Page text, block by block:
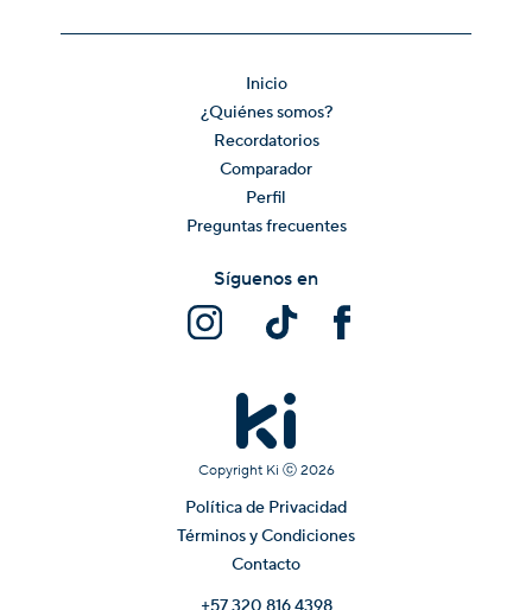
Inicio
¿Quiénes somos?
Recordatorios
Comparador
Perfil
Preguntas frecuentes
Copyright Ki ⓒ 2026
Política de Privacidad
Términos y Condiciones
Contacto
Síguenos en